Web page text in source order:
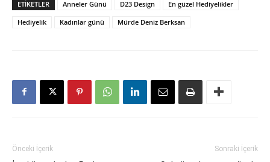
ETIKETLER Anneler Günü D23 Design
En güzel Hediyelikler
Hediyelik
Kadınlar günü Mürde Deniz Berksan
Önceki İçerik Sonraki İçerik